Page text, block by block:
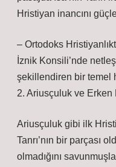
Hristiyan inancını
– Ortodoks
İznik Konsili’nde
şekillendiren bir temel
2. Ariusçuluk ve Erken
Ariusçuluk gibi ilk
Tanrı’nın bir parçası
olmadığını